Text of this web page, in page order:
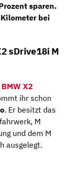
sparen.
bei
sDrive18i M
BMW X2
ihr schon
. Er besitzt das
M
und dem M
ausgelegt.